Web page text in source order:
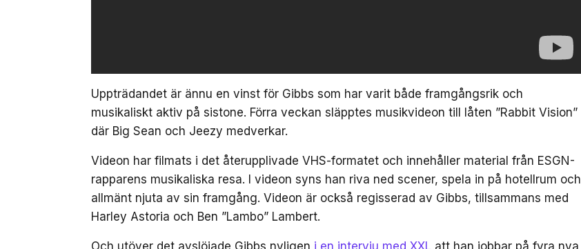
Uppträdandet är ännu en vinst för Gibbs som har varit både framgångsrik och
musikaliskt aktiv på sistone. Förra veckan släpptes musikvideon till låten ”Rabbit Vision”
där Big Sean och Jeezy medverkar.
Videon har filmats i det återupplivade VHS-formatet och innehåller material från ESGN-
rapparens musikaliska resa. I videon syns han riva ned scener, spela in på hotellrum och
allmänt njuta av sin framgång. Videon är också regisserad av Gibbs, tillsammans med
Harley Astoria och Ben ”Lambo” Lambert.
Och utöver det avslöjade Gibbs nyligen i en intervju med XXL att han jobbar på fyra nya